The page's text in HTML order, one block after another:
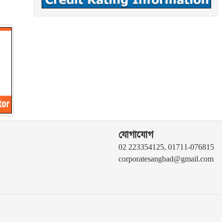
যোগাযোগ
02 223354125, 01711-076815
corporatesangbad@gmail.com